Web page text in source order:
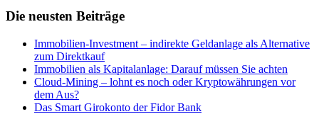
Die neusten Beiträge
Immobilien-Investment – indirekte Geldanlage als Alternative
zum Direktkauf
Immobilien als Kapitalanlage: Darauf müssen Sie achten
Cloud-Mining – lohnt es noch oder Kryptowährungen vor
dem Aus?
Das Smart Girokonto der Fidor Bank